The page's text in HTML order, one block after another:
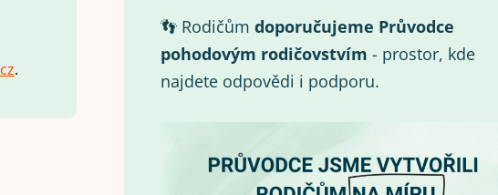
cz.
👣 Rodičům doporučujeme Průvodce
pohodovým rodičovstvím - prostor, kde
najdete odpovědi i podporu.